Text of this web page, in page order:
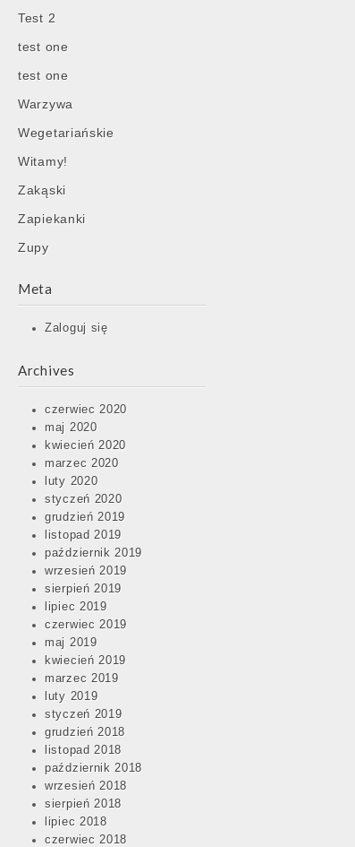
Test 2
test one
test one
Warzywa
Wegetariańskie
Witamy!
Zakąski
Zapiekanki
Zupy
Meta
Zaloguj się
Archives
czerwiec 2020
maj 2020
kwiecień 2020
marzec 2020
luty 2020
styczeń 2020
grudzień 2019
listopad 2019
październik 2019
wrzesień 2019
sierpień 2019
lipiec 2019
czerwiec 2019
maj 2019
kwiecień 2019
marzec 2019
luty 2019
styczeń 2019
grudzień 2018
listopad 2018
październik 2018
wrzesień 2018
sierpień 2018
lipiec 2018
czerwiec 2018